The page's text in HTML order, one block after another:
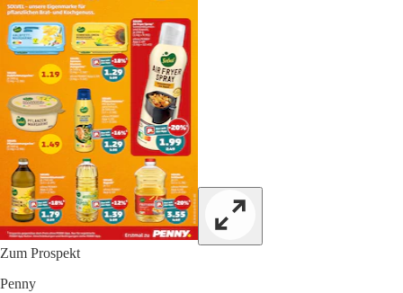
Zum Prospekt
Penny